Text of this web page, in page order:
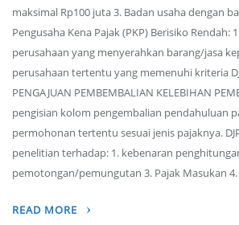
maksimal Rp100 juta 3. Badan usaha dengan
Pengusaha Kena Pajak (PKP) Berisiko Rendah:
perusahaan yang menyerahkan barang/jasa
perusahaan tertentu yang memenuhi kriteria
PENGAJUAN PEMBEMBALIAN KELEBIHAN
pengisian kolom pengembalian pendahuluan
permohonan tertentu sesuai jenis pajaknya.
penelitian terhadap: 1. kebenaran
pemotongan/pemungutan 3. Pajak Masukan
READ MORE